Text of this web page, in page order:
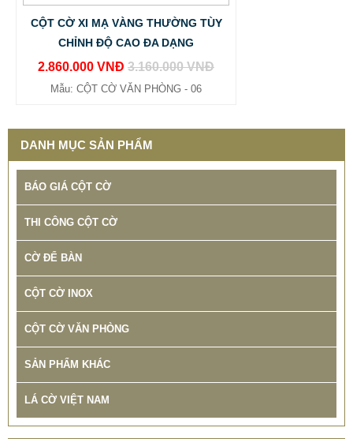
CỘT CỜ XI MẠ VÀNG THƯỜNG TÙY
CHỈNH ĐỘ CAO ĐA DẠNG
2.860.000 VNĐ 3.160.000 VNĐ
Mẫu: CỘT CỜ VĂN PHÒNG - 06
DANH MỤC SẢN PHẨM
BÁO GIÁ CỘT CỜ
THI CÔNG CỘT CỜ
CỜ ĐỂ BÀN
CỘT CỜ INOX
CỘT CỜ VĂN PHÒNG
SẢN PHẨM KHÁC
LÁ CỜ VIỆT NAM